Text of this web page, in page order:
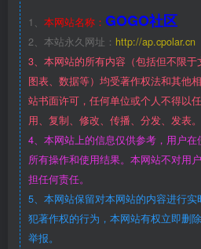
1、 本网站名称： GOGO社区
2、本站永久网址： http://ap.cpolar.cn
3、本网站的所有内容（包括但不限于
图表、数据等）均受著作权法和其他
站书面许可，任何单位或个人不得以
用、复制、修改、传播、分发、发表。
4、本网站上的信息仅供参考，用户
所有操作和使用结果。本网站不对用
担任何责任。
5、本网站保留对本网站的内容进行
犯著作权的行为，本网站有权立即删
举报。